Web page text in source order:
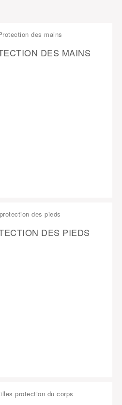
DES MAINS
DES PIEDS